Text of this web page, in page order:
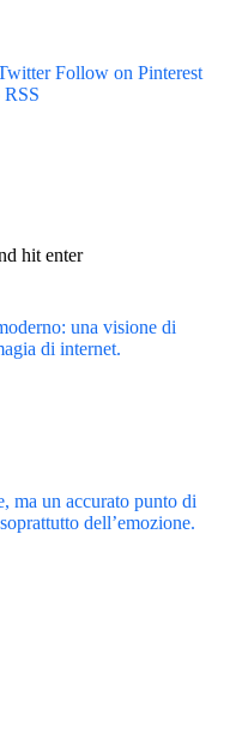
Follow on Pinterest
RSS
hit enter
una visione di
di internet.
ma un accurato punto di
dell’emozione.